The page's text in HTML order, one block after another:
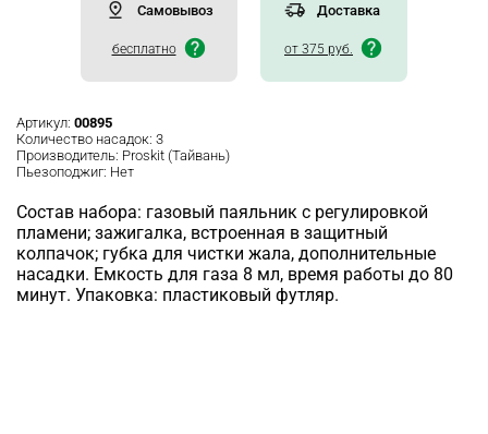
Самовывоз
бесплатно
Доставка
от 375 руб.
Артикул: 00895
Количество насадок: 3
Производитель: Proskit (Тайвань)
Пьезоподжиг: Нет
Состав набора: газовый паяльник с регулировкой
пламени; зажигалка, встроенная в защитный
колпачок; губка для чистки жала, дополнительные
насадки. Емкость для газа 8 мл, время работы до 80
минут. Упаковка: пластиковый футляр.